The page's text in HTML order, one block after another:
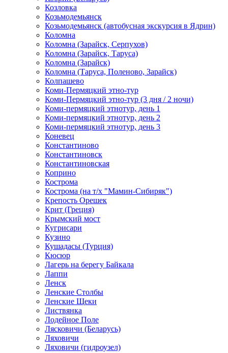
Козловка
Козьмодемьянск
Козьмодемьянск (автобусная экскурсия в Ядрин)
Коломна
Коломна (Зарайск, Серпухов)
Коломна (Зарайск, Таруса)
Коломна (Зарайск)
Коломна (Таруса, Поленово, Зарайск)
Колпашево
Коми-Пермяцкий этно-тур
Коми-Пермяцкий этно-тур (3 дня / 2 ночи)
Коми-пермяцкий этнотур, день 1
Коми-пермяцкий этнотур, день 2
Коми-пермяцкий этнотур, день 3
Коневец
Константиново
Константиновск
Константиновская
Коприно
Кострома
Кострома (на т/х "Мамин-Сибиряк")
Крепость Орешек
Крит (Греция)
Крымский мост
Кугрисари
Кузино
Кушадасы (Турция)
Кюсюр
Лагерь на берегу Байкала
Лаппи
Ленск
Ленские Столбы
Ленские Щеки
Листвянка
Лодейное Поле
Лясковичи (Беларусь)
Ляховичи
Ляховичи (гидроузел)